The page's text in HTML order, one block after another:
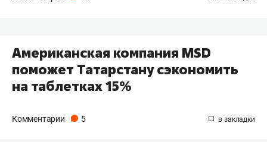
Американская компания MSD
поможет Татарстану сэкономить
на таблетках 15%
Комментарии 5